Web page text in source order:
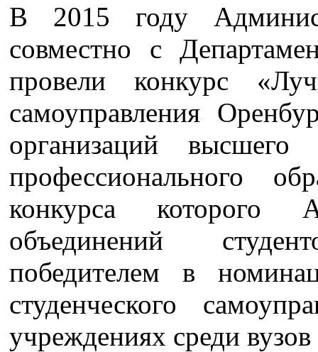
В 2015 году
совместно с
провели конкурс
самоуправления
организаций высшего
профессионального
конкурса которого
объединений
победителем в
студенческого
учреждениях среди вузов